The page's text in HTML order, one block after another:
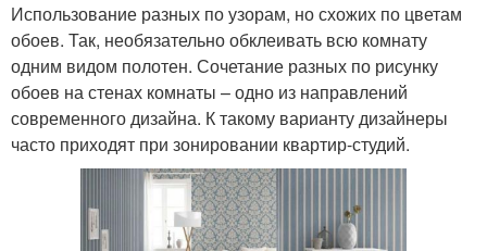
Использование разных по узорам, но схожих по цветам
обоев. Так, необязательно обклеивать всю комнату
одним видом полотен. Сочетание разных по рисунку
обоев на стенах комнаты – одно из направлений
современного дизайна. К такому варианту дизайнеры
часто приходят при зонировании квартир-студий.